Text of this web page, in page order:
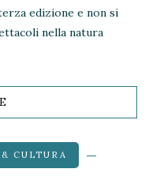
edizione e non si
nella natura
CULTURA